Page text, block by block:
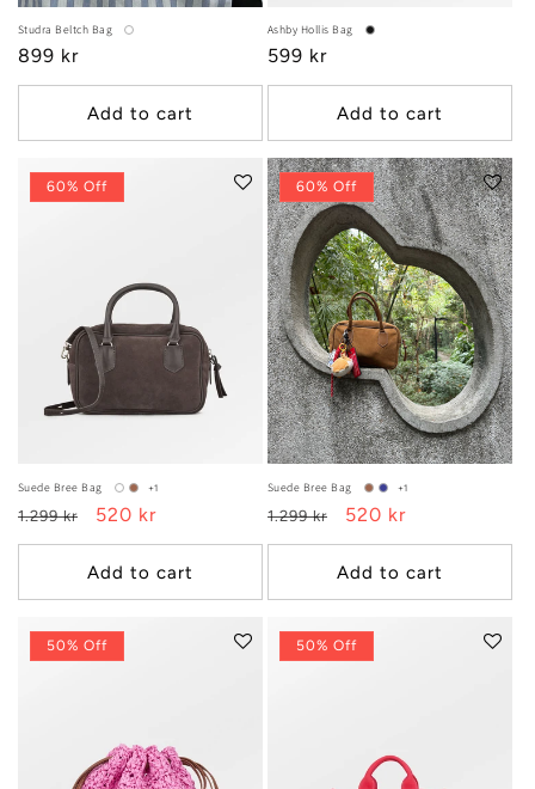
Studra Beltch Bag
Regular
price
899 kr
Add to cart
Ashby Hollis Bag
Regular
price
599 kr
Add to cart
60% Off
Suede Bree Bag +1
Regular
price
1.299 kr
Sale
price
520 kr
Add to cart
60% Off
Suede Bree Bag +1
Regular
price
1.299 kr
Sale
price
520 kr
Add to cart
50% Off 50% Off